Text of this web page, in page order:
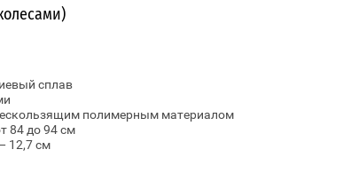
сплав
полимерным материалом
84 до 94 см
12,7 см